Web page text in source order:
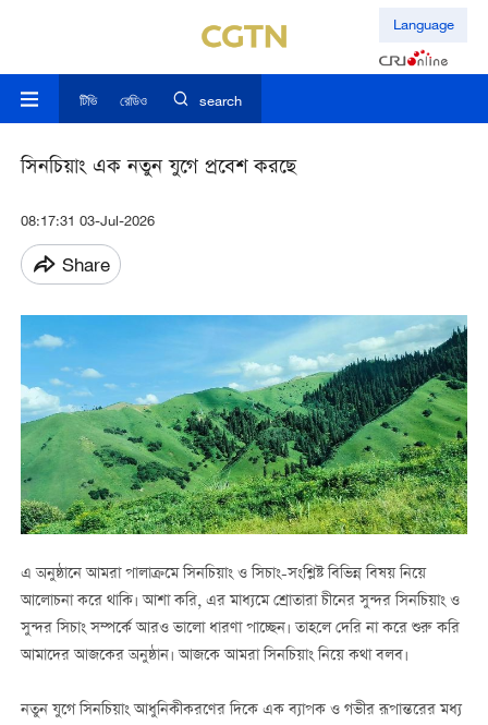
Language
টিভি রেডিও search
সিনচিয়াং এক নতুন যুগে প্রবেশ করছে
08:17:31 03-Jul-2026
Share
এ অনুষ্ঠানে আমরা পালাক্রমে সিনচিয়াং ও সিচাং-সংশ্লিষ্ট বিভিন্ন বিষয় নিয়ে
আলোচনা করে থাকি। আশা করি, এর মাধ্যমে শ্রোতারা চীনের সুন্দর সিনচিয়াং ও
সুন্দর সিচাং সম্পর্কে আরও ভালো ধারণা পাচ্ছেন। তাহলে দেরি না করে শুরু করি
আমাদের আজকের অনুষ্ঠান। আজকে আমরা সিনচিয়াং নিয়ে কথা বলব।
নতুন যুগে সিনচিয়াং আধুনিকীকরণের দিকে এক ব্যাপক ও গভীর রূপান্তরের মধ্য